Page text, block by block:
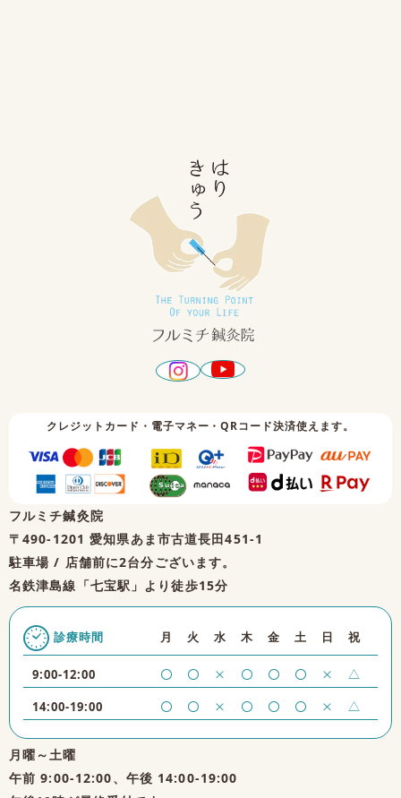
クレジットカード・電子マネー・QRコード決済使えます。
フルミチ鍼灸院
〒490-1201 愛知県あま市古道長田451-1
駐車場 / 店舗前に2台分ございます。
名鉄津島線「七宝駅」より徒歩15分
診療時間 月 火 水 木 金 土 日 祝
9:00-12:00 〇 〇 × 〇 〇 〇 × △
14:00-19:00 〇 〇 × 〇 〇 〇 × △
月曜～土曜
午前 9:00-12:00、午後 14:00-19:00